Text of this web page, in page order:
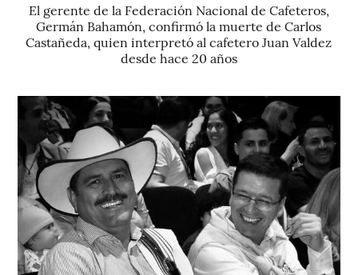
El gerente de la Federación Nacional de Cafeteros,
Germán Bahamón, confirmó la muerte de Carlos
Castañeda, quien interpretó al cafetero Juan Valdez
desde hace 20 años